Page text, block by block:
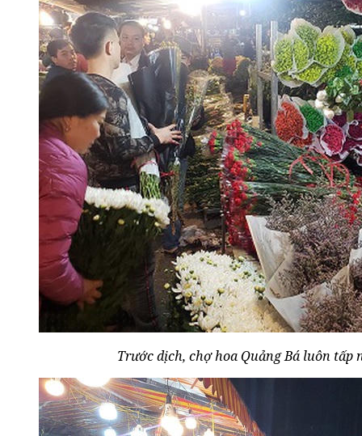
Trước dịch, chợ hoa Quảng Bá luôn tấp